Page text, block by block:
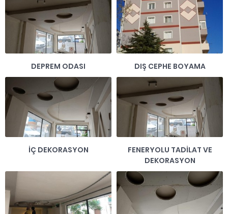
DEPREM ODASI DIŞ CEPHE BOYAMA
İÇ DEKORASYON
FENERYOLU TADİLAT VE
DEKORASYON